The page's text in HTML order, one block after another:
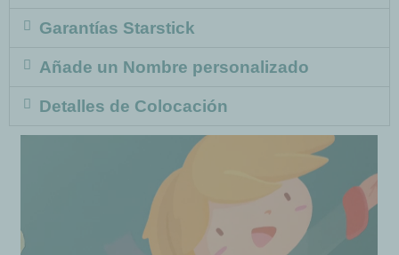
Garantías Starstick
Añade un Nombre personalizado
Detalles de Colocación